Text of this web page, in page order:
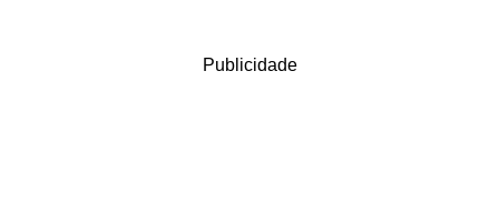
Publicidade